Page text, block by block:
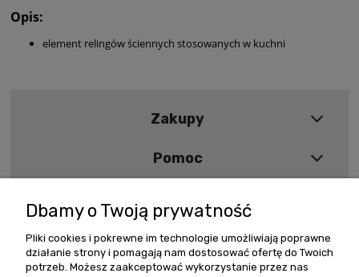
Opis:
element relingów ściennych stosowanych w kuchni
Zakupy
Pomoc
Informacje
Dbamy o Twoją prywatność
Pliki cookies i pokrewne im technologie umożliwiają poprawne
działanie strony i pomagają nam dostosować ofertę do Twoich
potrzeb. Możesz zaakceptować wykorzystanie przez nas